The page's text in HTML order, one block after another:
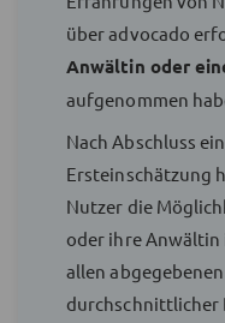
über advocado
Anwältin oder
aufgenommen
Nach Abschluss
Ersteinschätzung
Nutzer die
oder ihre Anwältin
allen
durchschnittlicher